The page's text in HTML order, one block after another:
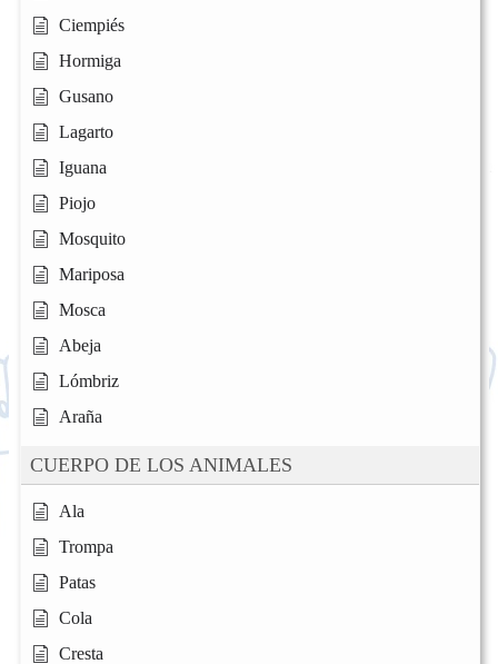
Ciempiés
Hormiga
Gusano
Lagarto
Iguana
Piojo
Mosquito
Mariposa
Mosca
Abeja
Lómbriz
Araña
CUERPO DE LOS ANIMALES
Ala
Trompa
Patas
Cola
Cresta